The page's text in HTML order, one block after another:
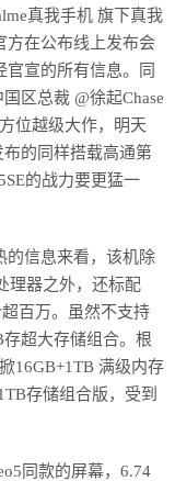
真我手机 旗下真我
方在公布线上发布会
宣的所有信息。同
区总裁 @徐起Chase
位越级大作，明天
的同样搭载高通第
的战力要更猛一
的信息来看，该机除
理器之外，还标配
百万。虽然不支持
超大存储组合。根
16GB+1TB 满级内存
存储组合版，受到
同款的屏幕，6.74